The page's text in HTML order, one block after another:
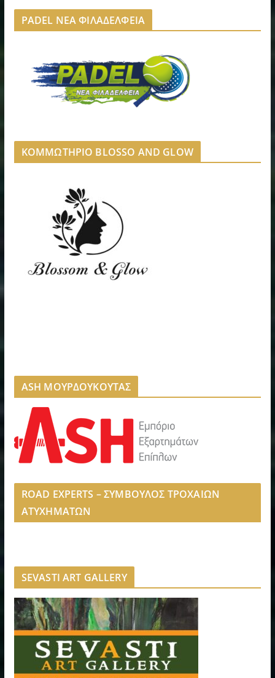
PADEL ΝΕΑ ΦΙΛΑΔΕΛΦΕΙΑ
ΚΟΜΜΩΤΗΡΙΟ BLOSSO AND GLOW
ASH ΜΟΥΡΔΟΥΚΟΥΤΑΣ
ROAD EXPERTS – ΣΥΜΒΟΥΛΟΣ ΤΡΟΧΑΙΩΝ
ΑΤΥΧΗΜΑΤΩΝ
SEVASTI ART GALLERY